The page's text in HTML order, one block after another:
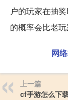
户的玩家在抽
的概率会比老
网
上一篇
cf手游怎么下